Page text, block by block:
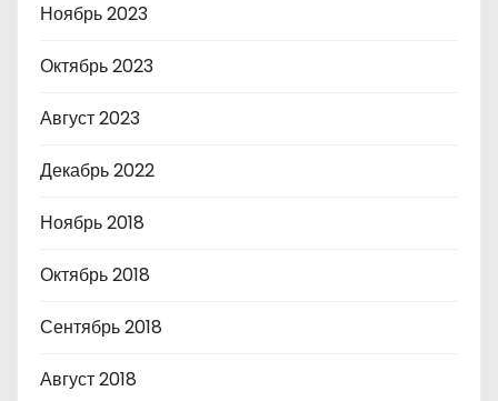
Ноябрь 2023
Октябрь 2023
Август 2023
Декабрь 2022
Ноябрь 2018
Октябрь 2018
Сентябрь 2018
Август 2018